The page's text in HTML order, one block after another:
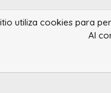
utiliza cookies para
Al